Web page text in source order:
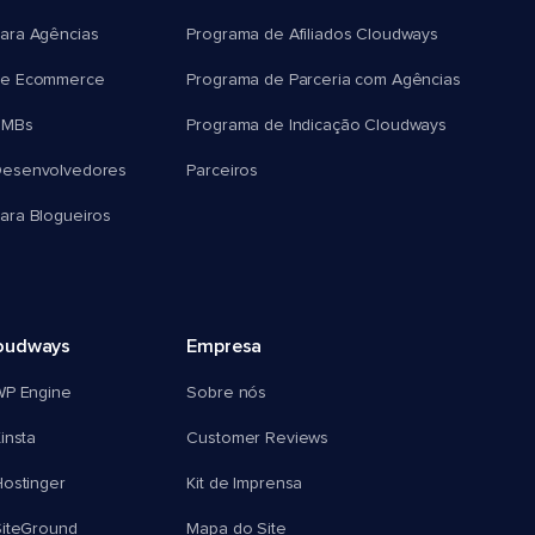
Agências
Ecommerce
Blogueiros
Programa de Afiliados Cloudways
Programa de Parceria com Agências
Programa de Indicação Cloudways
Parceiros
Engine
Empresa
Sobre nós
Customer Reviews
Kit de Imprensa
Mapa do Site